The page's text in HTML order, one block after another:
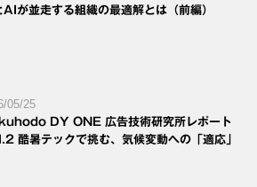
AIが並走する組織の最適解とは（前編）
05/25
DY ONE 広告技術研究所レポート
酷暑テックで挑む、気候変動への「適応」